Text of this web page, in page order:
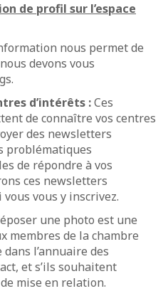
de profil sur l’espace
nous permet de
devons vous
d’intérêts :Ces
de connaître vos centres
des newsletters
problématiques
de répondre à vos
ces newsletters
vous y inscrivez.
une photo est une
membres de la chambre
l’annuaire des
et s’ils souhaitent
mise en relation.